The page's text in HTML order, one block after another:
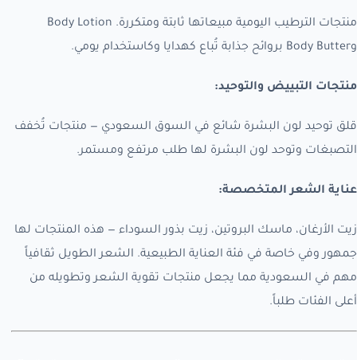
منتجات الترطيب اليومية مبيعاتها ثابتة ومتكررة. Body Lotion
وBody Butter بروائح جذابة تُباع كهدايا وكاستخدام يومي.
منتجات التبييض والتوحيد:
قلق توحيد لون البشرة شائع في السوق السعودي — منتجات تُخفف
التصبغات وتوحد لون البشرة لها طلب مرتفع ومستمر.
عناية الشعر المتخصصة:
زيت الأرغان، ماسك البروتين، زيت بذور السوداء — هذه المنتجات لها
جمهور وفي خاصة في فئة العناية الطبيعية. الشعر الطويل ثقافياً
مهم في السعودية مما يجعل منتجات تقوية الشعر وتطويله من
أعلى الفئات طلباً.